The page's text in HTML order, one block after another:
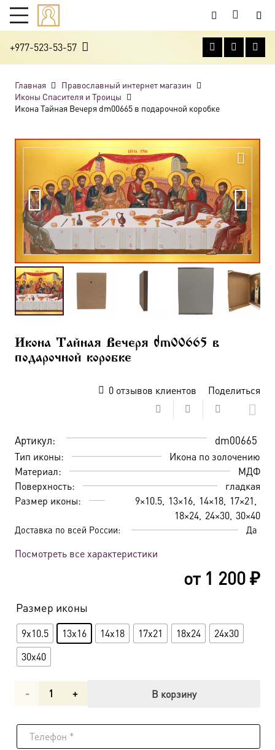
+977-523-53-57
Главная
Православный интернет магазин
Иконы Спасителя и Троицы
Икона Тайная Вечеря dm00665 в подарочной коробке
Икона Тайная Вечеря dm00665 в
подарочной коробке
0отзывов клиентов Поделиться
Артикул: dm00665
Тип иконы:
Икона по золочению
Материал:
МДФ
Поверхность:
гладкая
Размер иконы:
9×10.5 13×16 14×18 17×21
18×24 24×30 30×40
Доставка по всей России: Да
Посмотреть все характеристики
от 1 200₽
Размер иконы
9x10.5 13x16 14x18 17x21 18x24
24x30
30x40
Количество
Икона
В корзину